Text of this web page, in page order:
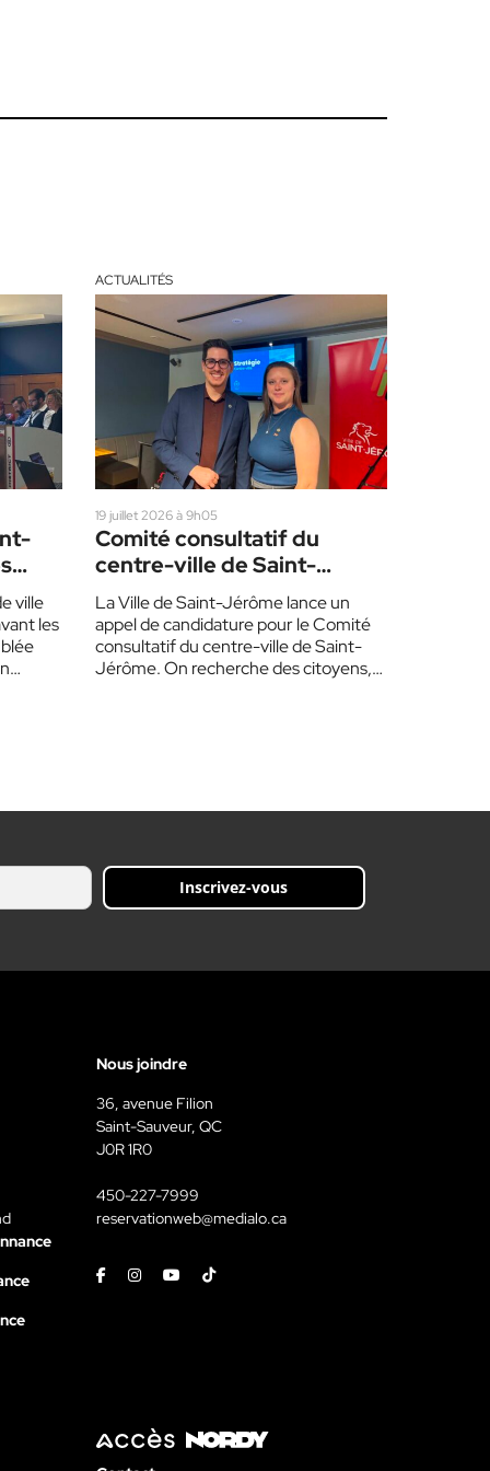
ville
les
ACTUALITÉS
19 juillet 2026 à 9h05
Comité consultatif du
centre-ville de Saint-
Jérôme
La Ville de Saint-Jérôme lance un
appel de candidature pour le Comité
consultatif du centre-ville de Saint-
Jérôme. On recherche des citoyens,
Inscrivez-vous
Nous joindre
36, avenue Filion
Saint-Sauveur, QC
J0R 1R0
450-227-7999
reservationweb@medialo.ca
FacebookInstagramYoutubeTiktok